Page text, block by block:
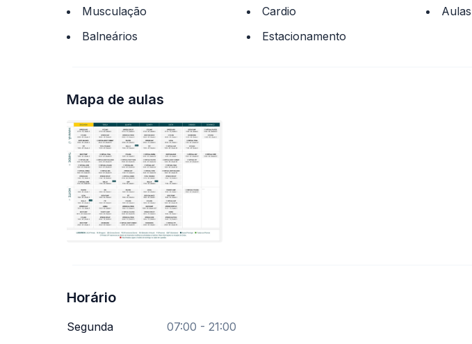
Musculação Cardio
Balneários
Estacionamento
Mapa de aulas
Horário
Segunda
07:00 - 21:00